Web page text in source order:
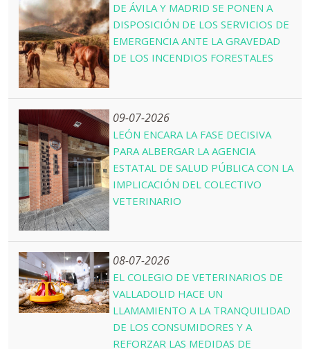
DE ÁVILA Y MADRID SE PONEN A
DISPOSICIÓN DE LOS SERVICIOS DE
EMERGENCIA ANTE LA GRAVEDAD
DE LOS INCENDIOS FORESTALES
09-07-2026
LEÓN ENCARA LA FASE DECISIVA
PARA ALBERGAR LA AGENCIA
ESTATAL DE SALUD PÚBLICA CON LA
IMPLICACIÓN DEL COLECTIVO
VETERINARIO
08-07-2026
EL COLEGIO DE VETERINARIOS DE
VALLADOLID HACE UN
LLAMAMIENTO A LA TRANQUILIDAD
DE LOS CONSUMIDORES Y A
REFORZAR LAS MEDIDAS DE